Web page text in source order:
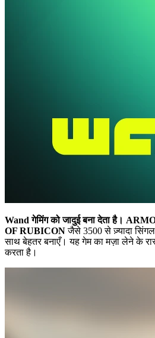
Wand गेमिंग को जादुई बना देता है।
OF RUBICONजैसे 3500 से ज़्यादा
साथ बेहतर बनाएँ। यह गेम का मज़ा लेने के
करता है।